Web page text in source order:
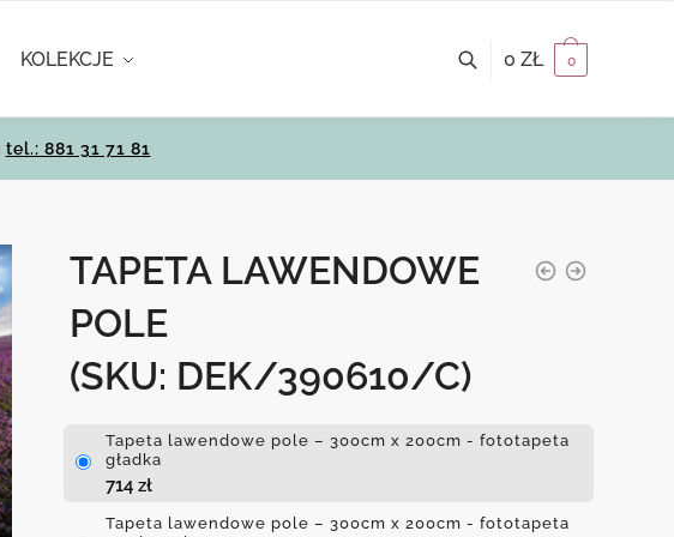
KOLEKCJE 0 ZŁ 0
tel.: 881 31 71 81
TAPETA LAWENDOWE
POLE
(SKU: DEK/390610/C)
Tapeta lawendowe pole – 300cm x 200cm - fototapeta
gładka
714 zł
Tapeta lawendowe pole – 300cm x 200cm - fototapeta